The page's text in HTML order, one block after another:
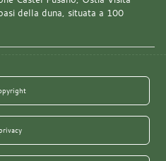
della duna, situata a 100
privacy